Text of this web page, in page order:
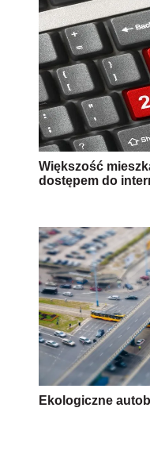
Większość
dostępem do
Ekologiczne